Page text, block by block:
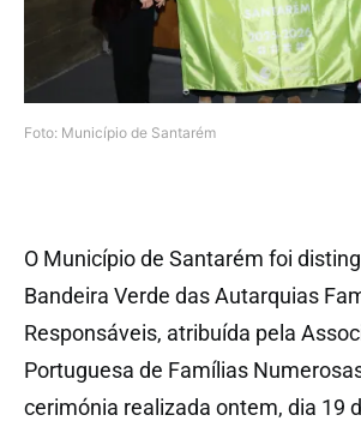
Foto: Município de Santarém
O Município de Santarém foi
Bandeira Verde das Autarquias
Responsáveis, atribuída pela
Portuguesa de Famílias
cerimónia realizada ontem, dia 19